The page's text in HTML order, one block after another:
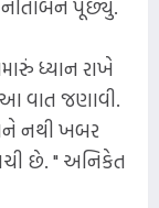
પૂછ્યું.
ધ્યાન રાખે
વાત જણાવી.
નથી ખબર
છે. " અનિકેત